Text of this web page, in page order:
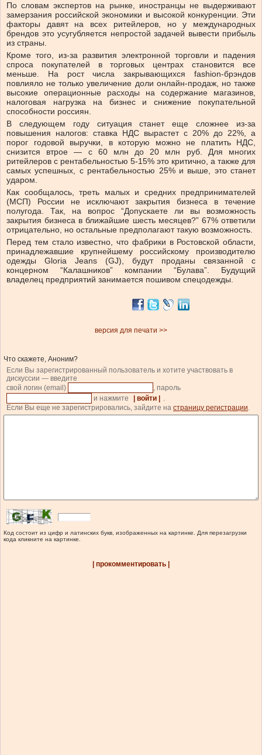
По словам экспертов на рынке, иностранцы не выдерживают
замерзания российской экономики и высокой конкуренции. Эти
факторы давят на всех ритейлеров, но у международных
брендов это усугубляется непростой задачей вывести прибыль
из страны.
Кроме того, из-за развития электронной торговли и падения
спроса покупателей в торговых центрах становится все
меньше. На рост числа закрывающихся fashion-брэндов
повлияло не только увеличение доли онлайн-продаж, но также
высокие операционные расходы на содержание магазинов,
налоговая нагрузка на бизнес и снижение покупательной
способности россиян.
В следующем году ситуация станет еще сложнее из-за
повышения налогов: ставка НДС вырастет с 20% до 22%, а
порог годовой выручки, в которую можно не платить НДС,
снизится втрое — с 60 млн до 20 млн руб. Для многих
ритейлеров с рентабельностью 5-15% это критично, а также для
самых успешных, с рентабельностью 25% и выше, это станет
ударом.
Как сообщалось, треть малых и средних предпринимателей
(МСП) России не исключают закрытия бизнеса в течение
полугода. Так, на вопрос “Допускаете ли вы возможность
закрытия бизнеса в ближайшие шесть месяцев?” 67% ответили
отрицательно, но остальные предполагают такую ​​возможность.
Перед тем стало известно, что фабрики в Ростовской области,
принадлежавшие крупнейшему российскому производителю
одежды Gloria Jeans (GJ), будут проданы связанной с
концерном “Калашников” компании “Булава”. Будущий
владелец предприятий занимается пошивом спецодежды.
версия для печати >>
Что скажете, Аноним?
Если Вы зарегистрированный пользователь и хотите участвовать в
дискуссии — введите
свой логин (email)
, пароль
и нажмите
| войти |
.
Если Вы еще не зарегистрировались, зайдите на страницу регистрации.
Код состоит из цифр и латинских букв, изображенных на картинке. Для перезагрузки
кода кликните на картинке.
| прокомментировать |